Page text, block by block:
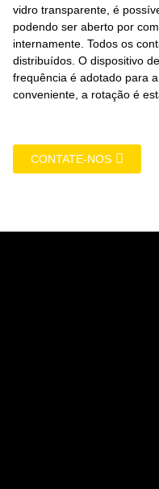
vidro transparente, é
podendo ser aberto por
internamente. Todos os
distribuídos. O dispositivo
frequência é adotado para
conveniente, a rotação é
CONTATE-NOS